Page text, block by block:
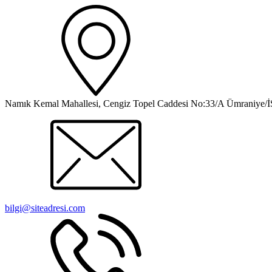
Namık Kemal Mahallesi, Cengiz Topel Caddesi No:33/A
bilgi@siteadresi.com